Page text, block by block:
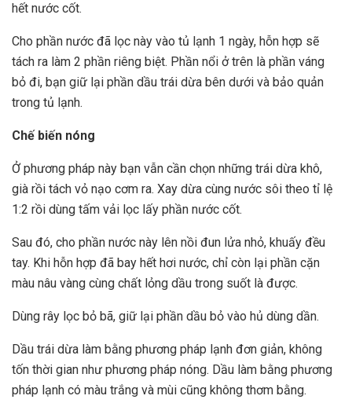
hết nước cốt.
Cho phần nước đã lọc này vào tủ lạnh 1 ngày, hỗn hợp sẽ
tách ra làm 2 phần riêng biệt. Phần nổi ở trên là phần váng
bỏ đi, bạn giữ lại phần dầu trái dừa bên dưới và bảo quản
trong tủ lạnh.
Chế biến nóng
Ở phương pháp này bạn vẫn cần chọn những trái dừa khô,
già rồi tách vỏ nạo cơm ra. Xay dừa cùng nước sôi theo tỉ lệ
1:2 rồi dùng tấm vải lọc lấy phần nước cốt.
Sau đó, cho phần nước này lên nồi đun lửa nhỏ, khuấy đều
tay. Khi hỗn hợp đã bay hết hơi nước, chỉ còn lại phần cặn
màu nâu vàng cùng chất lỏng dầu trong suốt là được.
Dùng rây lọc bỏ bã, giữ lại phần dầu bỏ vào hủ dùng dần.
Dầu trái dừa làm bằng phương pháp lạnh đơn giản, không
tốn thời gian như phương pháp nóng. Dầu làm bằng phương
pháp lạnh có màu trắng và mùi cũng không thơm bằng.